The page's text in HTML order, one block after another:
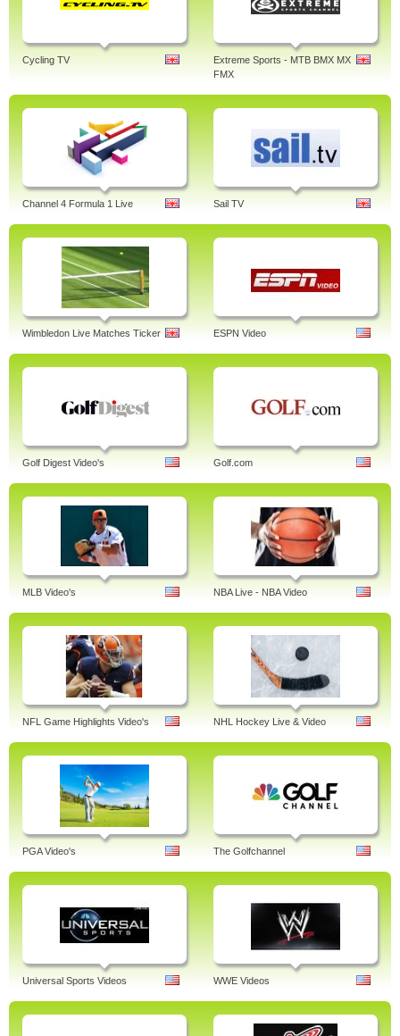
Cycling TV
Extreme Sports - MTB BMX MX
FMX
Channel 4 Formula 1 Live Sail TV
Wimbledon Live Matches Ticker ESPN Video
Golf Digest Video's Golf.com
MLB Video's NBA Live - NBA Video
NFL Game Highlights Video's NHL Hockey Live & Video
PGA Video's The Golfchannel
Universal Sports Videos WWE Videos